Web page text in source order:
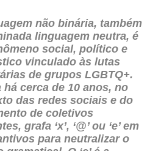
não binária, também
linguagem neutra, é
social, político e
vinculado às lutas
de grupos LGBTQ+.
há cerca de 10 anos, no
das redes sociais e do
de coletivos
grafa ‘x’, ‘@’ ou ‘e’ em
para neutralizar o